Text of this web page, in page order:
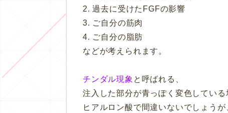
2. 過去に受けたFGFの影響
3. ご自分の筋肉
4. ご自分の脂肪
などが考えられます。
チンダル現象 と呼ばれる、
注入した部分が青っぽく変色している
ヒアルロン酸で間違いないでしょうが